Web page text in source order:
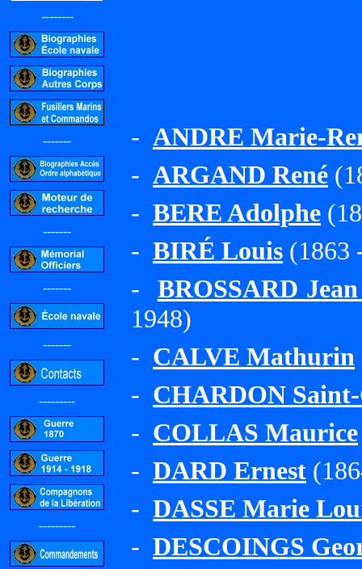
--------
-------
-------
-------
-------
---------
---------
- ANDRE Marie-
- ARGAND René
- BERE Adolphe
- BIRÉ Louis (1863
-
BROSSARD
1948)
- CALVE Mathurin
- CHARDON
- COLLAS Maurice
- DARD Ernest
- DASSE Marie
- DESCOINGS